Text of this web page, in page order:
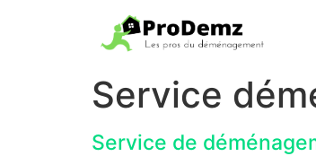
Service
Service de